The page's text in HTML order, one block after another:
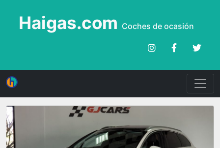
Haigas.com Coches de ocasión